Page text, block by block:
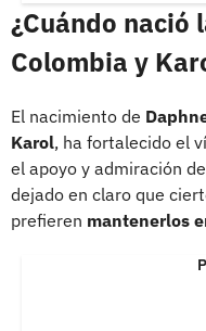
¿Cuándo nació
Colombia y
El nacimiento de
Karol, ha fortalecido el
el apoyo y admiración
dejado en claro que
prefieren mantenerlos